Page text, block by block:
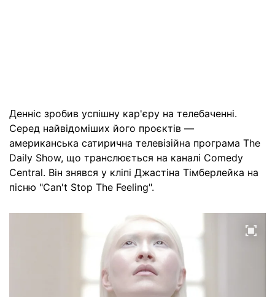
Денніс зробив успішну кар'єру на телебаченні.
Серед найвідоміших його проєктів —
американська сатирична телевізійна програма The
Daily Show, що транслюється на каналі Comedy
Central. Він знявся у кліпі Джастіна Тімберлейка на
пісню "Can't Stop The Feeling".